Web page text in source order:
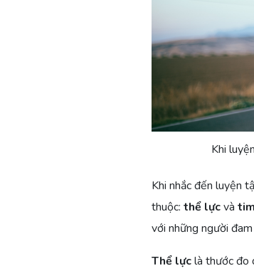
Khi
Khi nhắc đến luyện
thuộc: thể lựcvà
với những người
Thể lựclà thước đo